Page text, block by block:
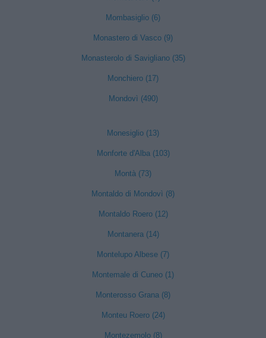
Mombasiglio (6)
Monastero di Vasco (9)
Monasterolo di Savigliano (35)
Monchiero (17)
Mondovì (490)
Monesiglio (13)
Monforte d'Alba (103)
Montà (73)
Montaldo di Mondovì (8)
Montaldo Roero (12)
Montanera (14)
Montelupo Albese (7)
Montemale di Cuneo (1)
Monterosso Grana (8)
Monteu Roero (24)
Montezemolo (8)